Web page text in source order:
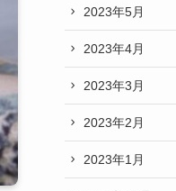
2023年5月
2023年4月
2023年3月
2023年2月
2023年1月